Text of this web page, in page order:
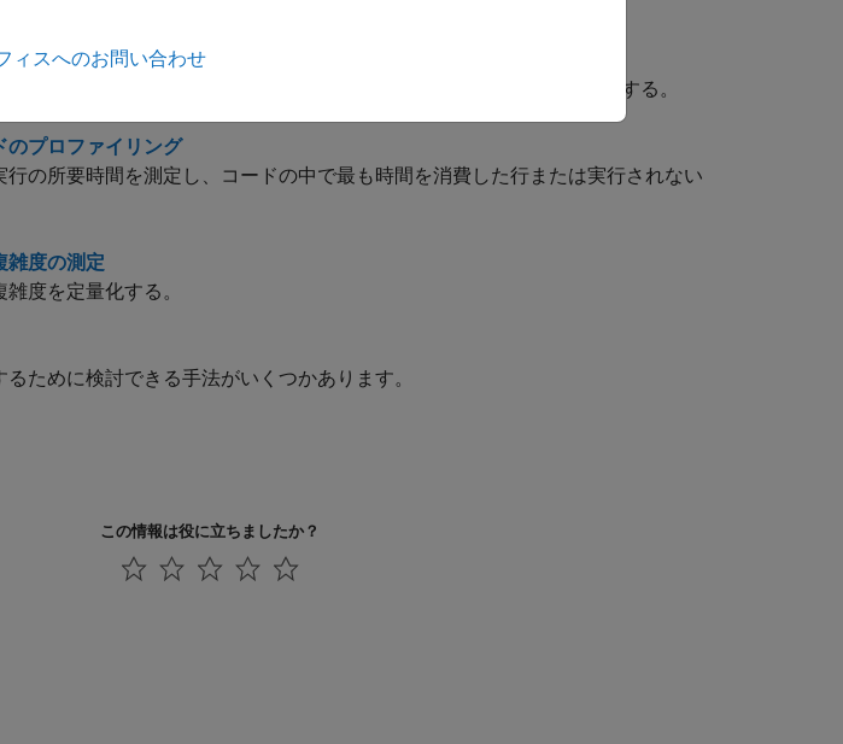
を使用して、コードの実行時間を計測する。
のプロファイリング
の所要時間を測定し、コードの中で最も時間を消費した行または実行されない
雑度の測定
度を定量化する。
ために検討できる手法がいくつかあります。
この情報は役に立ちましたか？
ィスへのお問い合わせ